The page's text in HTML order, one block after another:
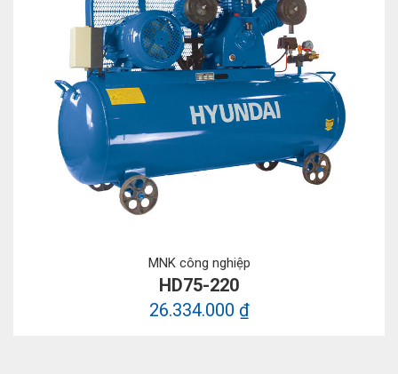
MNK công nghiệp
HD75-220
26.334.000 ₫